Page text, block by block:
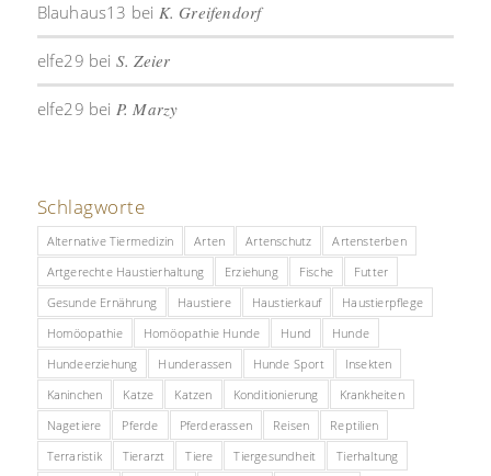
Blauhaus13 bei K. Greifendorf
elfe29 bei S. Zeier
elfe29 bei P. Marzy
Schlagworte
Alternative Tiermedizin Arten Artenschutz
Artensterben
Artgerechte Haustierhaltung
Erziehung Fische
Futter
Gesunde Ernährung
Haustiere Haustierkauf
Haustierpflege
Homöopathie
Homöopathie Hunde Hund
Hunde
Hundeerziehung
Hunderassen Hunde Sport
Insekten
Kaninchen
Katze Katzen Konditionierung
Krankheiten
Nagetiere
Pferde Pferderassen Reisen
Reptilien
Terraristik
Tierarzt Tiere Tiergesundheit Tierhaltung